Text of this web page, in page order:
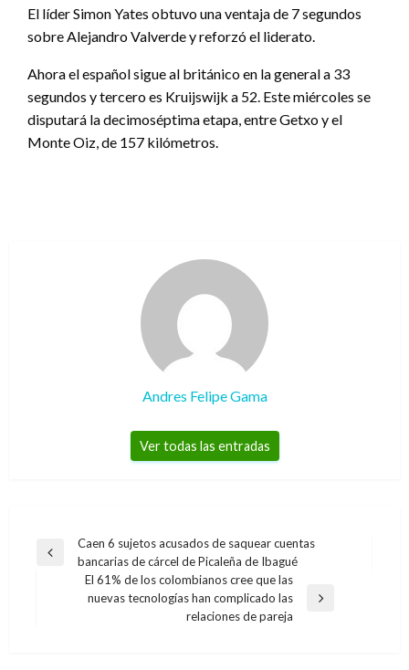
El líder Simon Yates obtuvo una ventaja de 7 segundos
sobre Alejandro Valverde y reforzó el liderato.
Ahora el español sigue al británico en la general a 33
segundos y tercero es Kruijswijk a 52. Este miércoles se
disputará la decimoséptima etapa, entre Getxo y el
Monte Oiz, de 157 kilómetros.
Andres Felipe Gama
Ver todas las entradas
Navegación
entradas
Entrada
Caen 6 sujetos acusados de saquear cuentas
bancarias de cárcel de Picaleña de Ibagué
Entrada
El 61% de los colombianos cree que las
nuevas tecnologías han complicado las
relaciones de pareja